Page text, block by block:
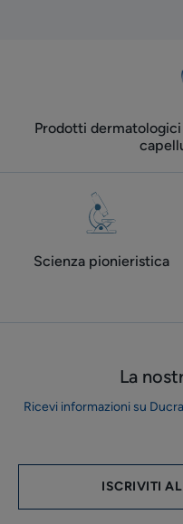
Prodotti
Scienza pionieristica
La
Ricevi informazioni su
ISCRIVITI